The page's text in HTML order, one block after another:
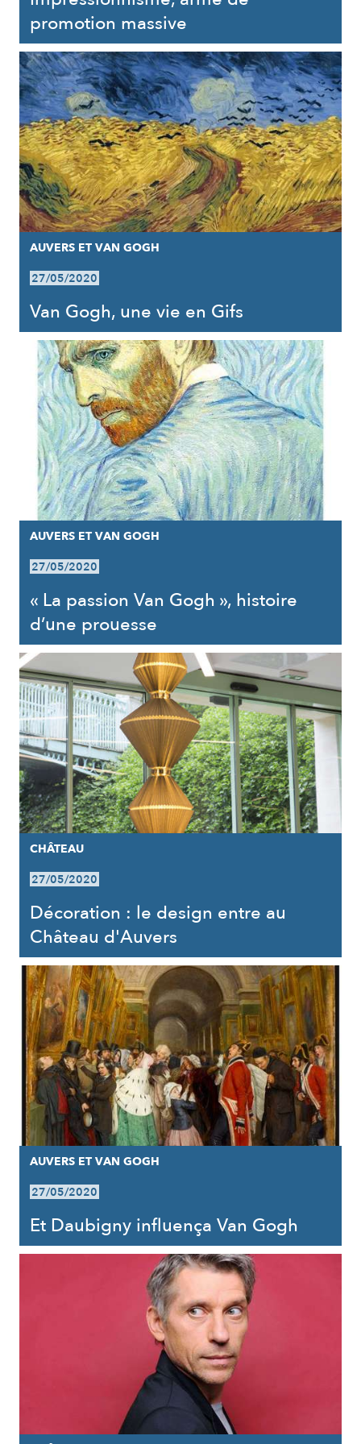
promotion massive
AUVERS ET VAN GOGH
27/05/2020
Van Gogh, une vie en Gifs
AUVERS ET VAN GOGH
27/05/2020
« La passion Van Gogh », histoire
d’une prouesse
CHÂTEAU
27/05/2020
Décoration : le design entre au
Château d'Auvers
AUVERS ET VAN GOGH
27/05/2020
Et Daubigny influença Van Gogh